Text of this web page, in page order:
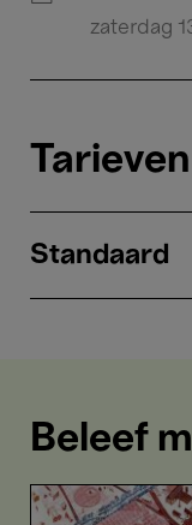
zaterdag
Tarieven
Standaard
Beleef
Ouest.
Urban